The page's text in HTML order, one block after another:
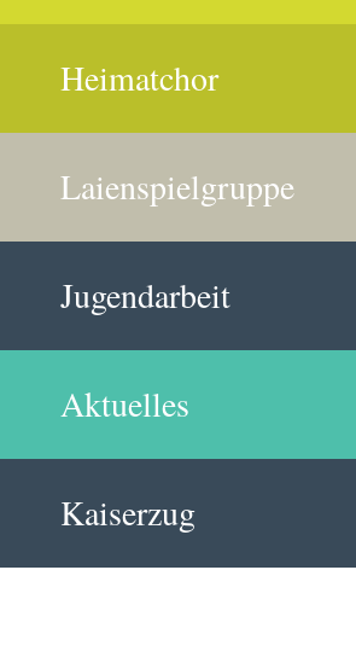
Heimatchor
Laienspielgruppe
Jugendarbeit
Aktuelles
Kaiserzug